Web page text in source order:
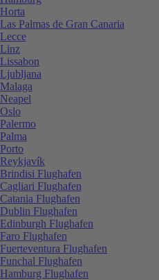
Horta
Las Palmas de Gran Canaria
Lecce
Linz
Lissabon
Ljubljana
Malaga
Neapel
Oslo
Palermo
Palma
Porto
Reykjavík
Brindisi Flughafen
Cagliari Flughafen
Catania Flughafen
Dublin Flughafen
Edinburgh Flughafen
Faro Flughafen
Fuerteventura Flughafen
Funchal Flughafen
Hamburg Flughafen